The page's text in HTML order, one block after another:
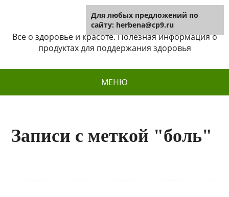
Herbena
Все о здоровье и красоте. Полезная информация о
продуктах для поддержания здоровья
МЕНЮ
Записи с меткой "боль"
Для любых предложений по
сайту: herbena@cp9.ru